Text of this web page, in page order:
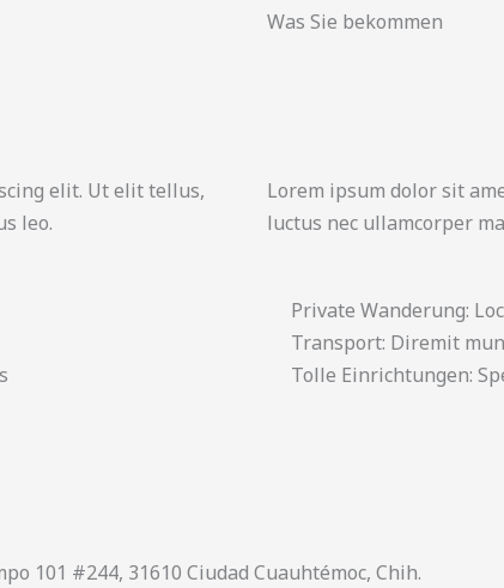
elit. Ut elit tellus,
leo.
Was Sie bekommen
Lorem ipsum dolor sit
luctus nec ullamcorper
Private Wanderung:
Transport: Diremit
Tolle Einrichtungen:
101 #244, 31610 Ciudad Cuauhtémoc, Chih.